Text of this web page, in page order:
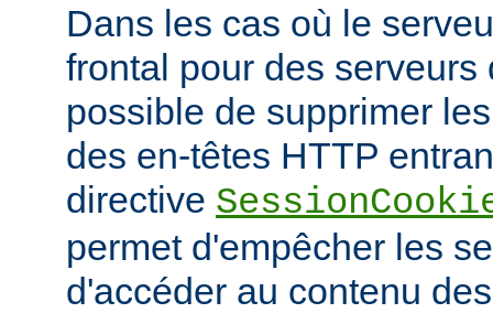
Dans les cas où le
frontal pour des
possible de supprimer
des en-têtes HTTP
directive
permet d'empêcher les
d'accéder au contenu